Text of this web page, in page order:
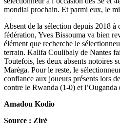
mondial prochain. Et parmi eux, le
Absent de la sélection depuis 2018 à
fédération, Yves Bissouma va bien
élément que recherche le
terrain. Kalifa Coulibaly de Nantes
Toutefois, les deux absents notoires
Maréga. Pour le reste, le
confiance aux joueurs présents lors
contre le Rwanda (1-0) et l’Ouganda
Amadou Kodio
Source : Ziré